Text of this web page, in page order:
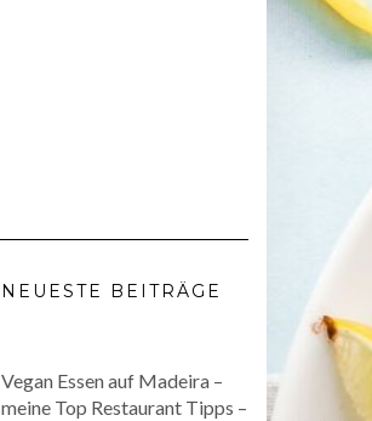
NEUESTE BEITRÄGE
Vegan Essen auf Madeira –
meine Top Restaurant Tipps –